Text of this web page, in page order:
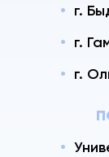
г.
г.
г.